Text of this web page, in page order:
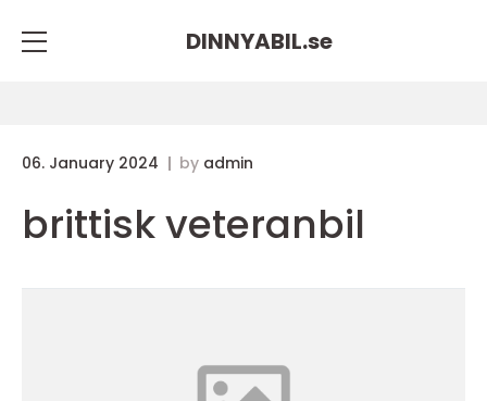
DINNYABIL.se
06. January 2024 by admin
brittisk veteranbil